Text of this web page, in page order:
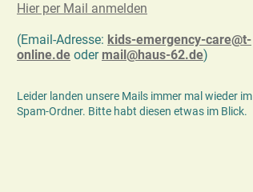
Hier per Mail anmelden
(Email-Adresse: kids-emergency-care@t-
online.de oder mail@haus-62.de)
Leider landen unsere Mails immer mal wieder im
Spam-Ordner. Bitte habt diesen etwas im Blick.